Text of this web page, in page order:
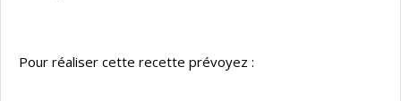
Pour réaliser cette recette prévoyez :